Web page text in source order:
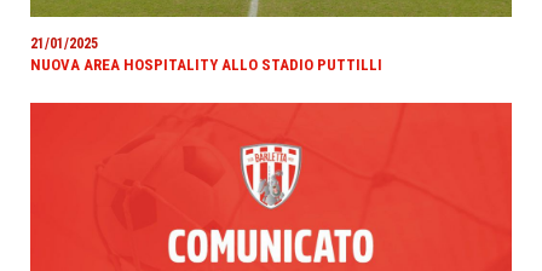
21/01/2025
NUOVA AREA HOSPITALITY ALLO STADIO PUTTILLI